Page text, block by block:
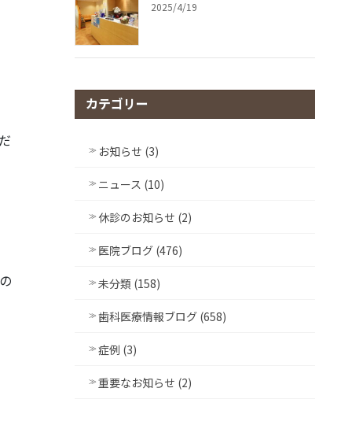
2025/4/19
カテゴリー
お知らせ (3)
ニュース (10)
休診のお知らせ (2)
医院ブログ (476)
未分類 (158)
歯科医療情報ブログ (658)
症例 (3)
重要なお知らせ (2)